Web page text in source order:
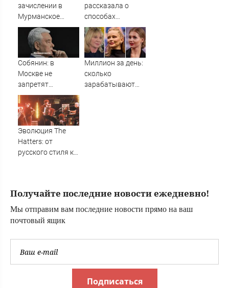
зачислении в
Мурманское
нахимовское
училище
рассказала о
способах
распознать
нервную
анорексию на
ранних стадиях
Собянин: в
Москве не
запретят
движение
электросамокатов
по тротуарам
Миллион за день:
сколько
зарабатывают
Эволюция The
Hatters: от
русского стиля к
Получайте последние новости ежедневно!
Мы отправим вам последние новости прямо на ваш
почтовый ящик
Подписаться